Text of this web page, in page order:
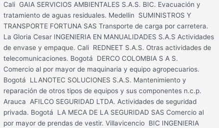
Cali GAIA SERVICIOS AMBIENTALES S.A.S. BIC. Evacuación y
tratamiento de aguas residuales. Medellin SUMINISTROS Y
TRANSPORTE FORTUNA SAS Transporte de carga por carretera.
La Gloria Cesar INGENIERIA EN MANUALIDADES S.A.S Actividades
de envase y empaque. Cali REDNEET S.A.S. Otras actividades de
telecomunicaciones. Bogotá DERCO COLOMBIA S A S.
Comercio al por mayor de maquinaria y equipo agropecuarios.
Bogotá LLANOTEC SOLUCIONES S.A.S. Mantenimiento y
reparación de otros tipos de equipos y sus componentes n.c.p.
Arauca AFILCO SEGURIDAD LTDA. Actividades de seguridad
privada. Bogotá LA MECA DE LA SEGURIDAD SAS Comercio al
por mayor de prendas de vestir. Villavicencio BIC INGENIERIA